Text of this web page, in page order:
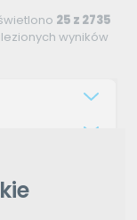
25 z 2735
wyników